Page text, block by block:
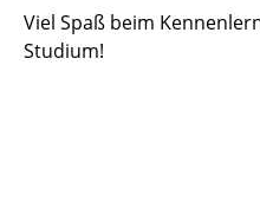
Viel Spaß beim
Studium!